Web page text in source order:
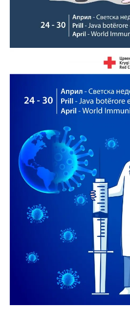
БРОШУРИ
ПОСТЕРИ
ПРЕЗЕНТАЦИИ